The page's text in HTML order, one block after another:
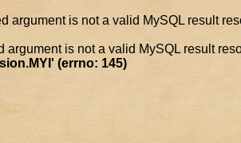
argument is not a valid MySQL result
argument is not a valid MySQL result
(errno: 145)